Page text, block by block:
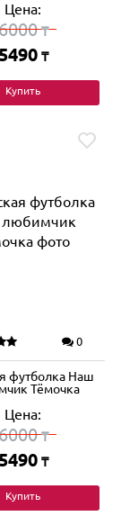
Цена:
₸
₸
Купить
0
футболка Наш
Тёмочка
Цена:
₸
₸
Купить